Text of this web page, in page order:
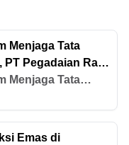
Menjaga Tata
PT Pegadaian Raih
Company
Menjaga Tata
Pegadaian Raih
Company
Emas di